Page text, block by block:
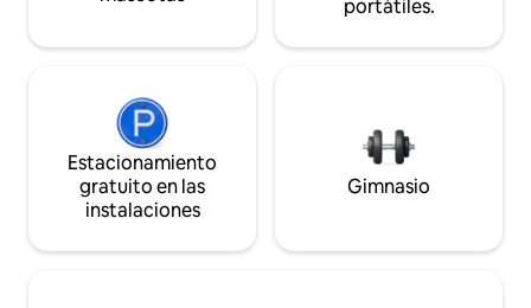
portátiles.
Estacionamiento
gratuito en las
instalaciones
Gimnasio